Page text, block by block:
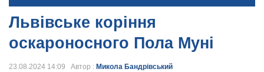
Львівське коріння
оскароносного Пола Муні
23.08.2024 14:09 Автор : Микола Бандрівський